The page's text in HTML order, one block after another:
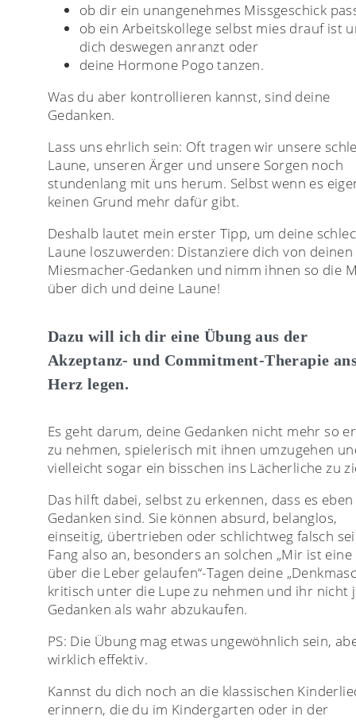
ob dir ein unangenehmes Missgeschick
ob ein Arbeitskollege selbst mies drauf ist
dich deswegen anranzt oder
deine Hormone Pogo tanzen.
Was du aber kontrollieren kannst, sind deine
Gedanken.
Lass uns ehrlich sein: Oft tragen wir unsere
Laune, unseren Ärger und unsere Sorgen noch
stundenlang mit uns herum. Selbst wenn es
keinen Grund mehr dafür gibt.
Deshalb lautet mein erster Tipp, um deine
Laune loszuwerden: Distanziere dich von deinen
Miesmacher-Gedanken und nimm ihnen so die
über dich und deine Laune!
Dazu will ich dir eine Übung aus der
Akzeptanz- und Commitment-Therapie
Herz legen.
Es geht darum, deine Gedanken nicht mehr so
zu nehmen, spielerisch mit ihnen umzugehen
vielleicht sogar ein bisschen ins Lächerliche zu
Das hilft dabei, selbst zu erkennen, dass es eben
Gedanken sind. Sie können absurd, belanglos,
einseitig, übertrieben oder schlichtweg falsch
Fang also an, besonders an solchen „Mir ist eine
über die Leber gelaufen“-Tagen deine
kritisch unter die Lupe zu nehmen und ihr nicht
Gedanken als wahr abzukaufen.
PS: Die Übung mag etwas ungewöhnlich sein,
wirklich effektiv.
Kannst du dich noch an die klassischen
erinnern, die du im Kindergarten oder in der